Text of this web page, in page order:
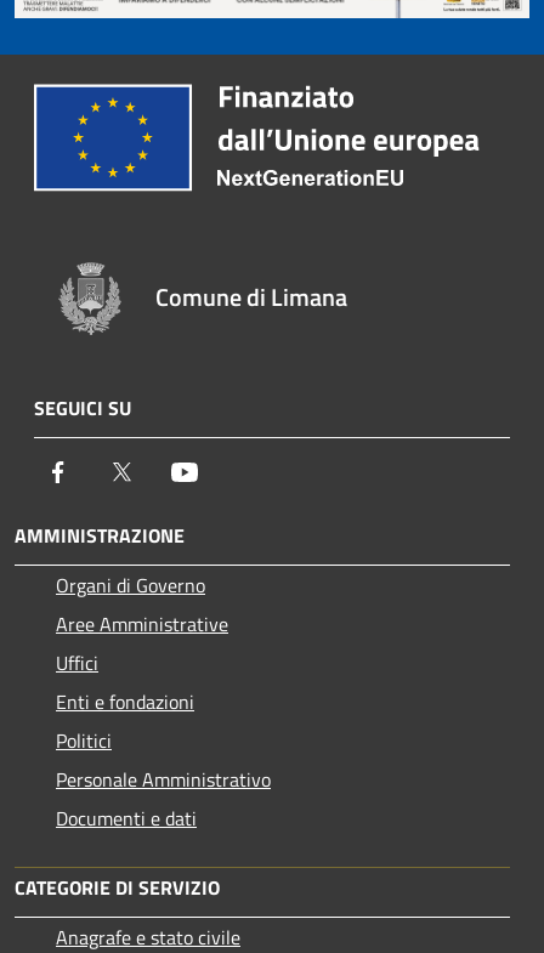
Comune di Limana
SEGUICI SU
Facebook Twitter
AMMINISTRAZIONE
Organi di Governo
Aree Amministrative
Uffici
Enti e fondazioni
Politici
Personale Amministrativo
Documenti e dati
CATEGORIE DI SERVIZIO
Anagrafe e stato civile